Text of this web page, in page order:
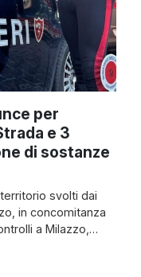
per
e 3
di sostanze
svolti dai
in concomitanza
a Milazzo,
della Strada Il